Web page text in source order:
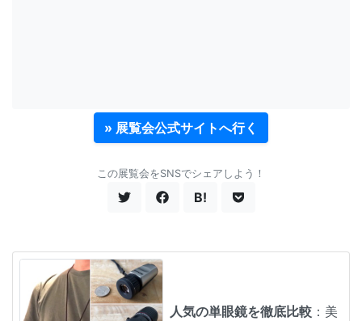
» 展覧会公式サイトへ行く
この展覧会をSNSでシェアしよう！
B!
人気の単眼鏡を徹底比較 ：美